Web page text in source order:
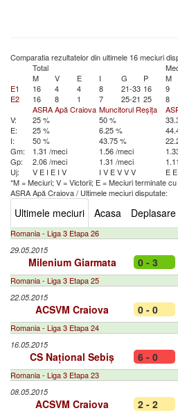
Comparatia rezultatelor din ultimele 16 meciuri
Total
M
V E I G P M
E1
16 4 4 8 21-33 16 9
E2
16 8 1 7 25-21 25 8
ASRA Apă Craiova Muncitorul Reșița
V:
25 % 50 %
E:
25 % 6.25 %
I:
50 % 43.75 %
Gm:
1.31 /meci 1.56 /meci
Gp:
2.06 /meci 1.31 /meci
Uj:
V E I E I V I V EVVV E E
*M = Meciuri; V = Victorii; E = Meciuri terminate
ASRA Apă Craiova/ Ultimele meciuri disputate:
Ultimele meciuri Acasa Deplasare
Romania - Liga 3 Etapa 26
29.05.2015
Milenium Giarmata 0 - 3
Romania - Liga 3 Etapa 25
22.05.2015
ACSVM Craiova 0 - 0
Romania - Liga 3 Etapa 24
16.05.2015
CS Național Sebiș 6 - 0
Romania - Liga 3 Etapa 23
08.05.2015
ACSVM Craiova 2 - 2